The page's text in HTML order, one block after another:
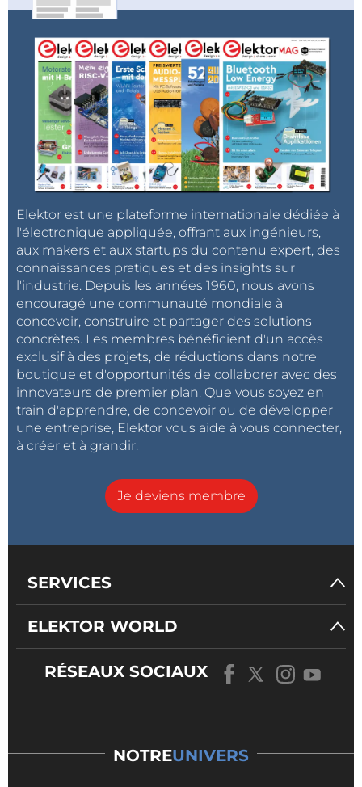
Elektor est une plateforme internationale dédiée à
l'électronique appliquée, offrant aux ingénieurs,
aux makers et aux startups du contenu expert, des
connaissances pratiques et des insights sur
l'industrie. Depuis les années 1960, nous avons
encouragé une communauté mondiale à
concevoir, construire et partager des solutions
concrètes. Les membres bénéficient d'un accès
exclusif à des projets, de réductions dans notre
boutique et d'opportunités de collaborer avec des
innovateurs de premier plan. Que vous soyez en
train d'apprendre, de concevoir ou de développer
une entreprise, Elektor vous aide à vous connecter,
à créer et à grandir.
Je deviens membre
SERVICES
ELEKTOR WORLD
RÉSEAUX SOCIAUX
NOTREUNIVERS